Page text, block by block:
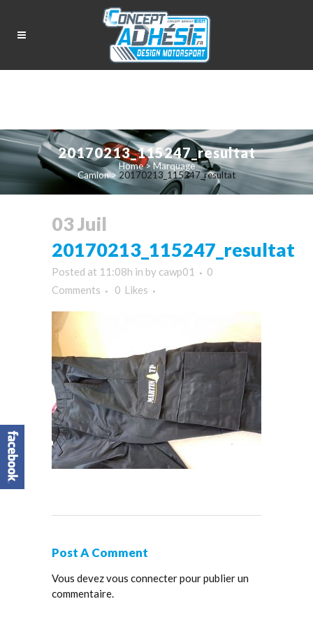
20170213_115247_resultat
Home>Marquage
Camion> 20170213_115247_resultat
03 Juil
20170213_115247_resultat
Posted at 11:08h in by cawp01
0
Comments
0 Likes
Post A Comment
Vous devezvous connecterpour publier un
commentaire.